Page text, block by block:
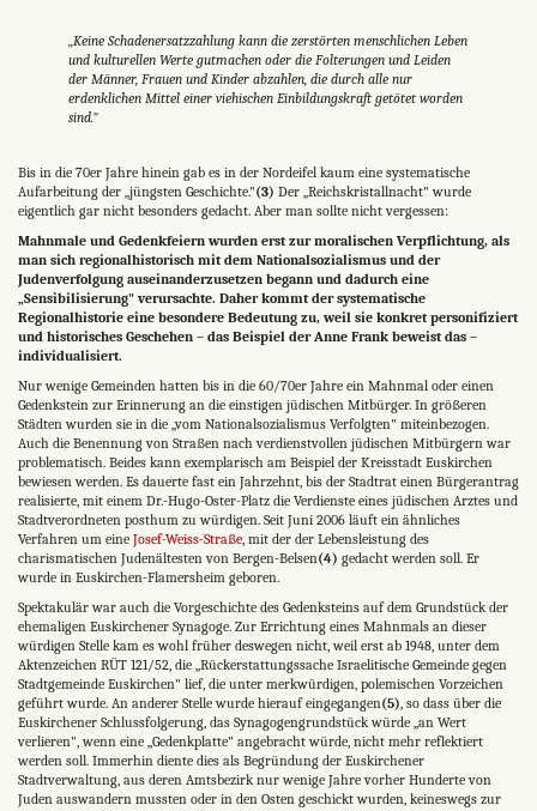
„Keine Schadenersatzzahlung kann die zerstörten menschlichen Leben
und kulturellen Werte gutmachen oder die Folterungen und Leiden
der Männer, Frauen und Kinder abzahlen, die durch alle nur
erdenklichen Mittel einer viehischen Einbildungskraft getötet worden
sind."
Bis in die 70er Jahre hinein gab es in der Nordeifel kaum eine systematische
Aufarbeitung der „jüngsten Geschichte."(3) Der „Reichskristallnacht" wurde
eigentlich gar nicht be­sonders gedacht. Aber man sollte nicht vergessen:
Mahnmale und Gedenkfeiern wurden erst zur moralischen Verpflichtung, als
man sich regionalhistorisch mit dem Nationalsozialismus und der
Judenverfolgung auseinanderzusetzen begann und dadurch eine
„Sensibilisierung" verursachte. Daher kommt der systematische
Regionalhistorie eine besondere Bedeutung zu, weil sie konkret personifiziert
und historisches Geschehen – das Beispiel der Anne Frank beweist das –
individualisiert.
Nur wenige Gemeinden hatten bis in die 60/70er Jahre ein Mahnmal oder einen
Gedenkstein zur Erinnerung an die einstigen jüdischen Mitbürger. In größeren
Städten wurden sie in die „vom Nationalsozialismus Verfolgten" miteinbezogen.
Auch die Benennung von Straßen nach verdienstvollen jüdischen Mitbürgern war
problema­tisch. Beides kann exemplarisch am Beispiel der Kreisstadt Euskirchen
bewiesen werden. Es dauerte fast ein Jahrzehnt, bis der Stadtrat einen Bürgerantrag
realisierte, mit einem Dr.-Hugo-Oster-Platz die Verdienste eines jüdischen Arztes und
Stadtverordneten posthum zu würdigen. Seit Juni 2006 läuft ein ähnliches
Verfahren um eine Josef-Weiss-Straße , mit der der Lebensleistung des
charismatischen Judenältesten von Bergen-Belsen(4) gedacht werden soll. Er
wurde in Euskirchen-Flamersheim geboren.
Spektakulär war auch die Vorgeschichte des Gedenksteins auf dem Grundstück der
ehemaligen Euskirchener Synago­ge. Zur Errichtung eines Mahnmals an dieser
würdigen Stelle kam es wohl früher deswegen nicht, weil erst ab 1948, unter dem
Aktenzeichen RÜT 121/52, die „Rückerstattungssache Israelitische Gemeinde gegen
Stadtgemeinde Euskirchen" lief, die unter merkwürdigen, polemischen Vorzeichen
geführt wurde. An anderer Stelle wurde hierauf eingegangen(5) , so dass über die
Euskirchener Schlussfolgerung, das Synagogengrundstück würde „an Wert
verlieren", wenn eine „Gedenkplatte" angebracht würde, nicht mehr re­flektiert
werden soll. Immerhin diente dies als Begründung der Euskirchener
Stadtverwaltung, aus deren Amtsbezirk nur wenige Jahre vorher Hunderte von
Juden auswandern muss­ten oder in den Osten geschickt wurden, keineswegs zur